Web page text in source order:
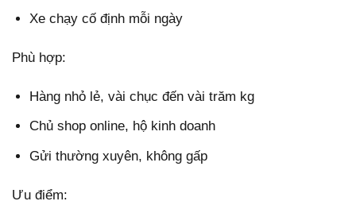
Xe chạy cố định mỗi ngày
Phù hợp:
Hàng nhỏ lẻ, vài chục đến vài trăm kg
Chủ shop online, hộ kinh doanh
Gửi thường xuyên, không gấp
Ưu điểm: